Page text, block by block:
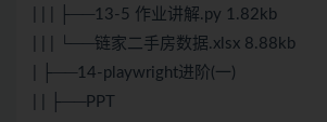
| | | ├──13-5 作业讲解.py 1.82kb
| | | └──链家二手房数据.xlsx 8.88kb
| ├──14-playwright进阶(一)
| | ├──PPT